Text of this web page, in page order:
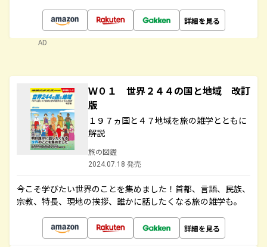
詳細を見る
AD
Ｗ０１ 世界２４４の国と地域 改訂
版
１９７ヵ国と４７地域を旅の雑学とともに
解説
旅の図鑑
2024.07.18 発売
今こそ学びたい世界のことを集めました！首都、言語、民族、
宗教、特長、現地の挨拶、誰かに話したくなる旅の雑学も。
詳細を見る